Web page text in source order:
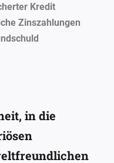
Kredit
Zinszahlungen
in die